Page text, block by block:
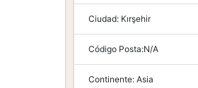
Ciudad: Kırşehir
Código Posta:N/A
Continente: Asia